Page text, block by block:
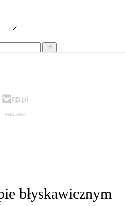
błyskawicznym